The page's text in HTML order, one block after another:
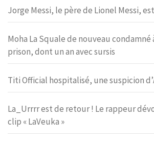
Jorge Messi, le père de Lionel Messi,
Moha La Squale de nouveau condamné
prison, dont un an avec sursis
Titi Official hospitalisé, une suspicion
La_Urrrr est de retour ! Le rappeur
clip « LaVeuka »